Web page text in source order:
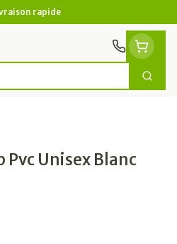
rapide
Pvc Unisex Blanc